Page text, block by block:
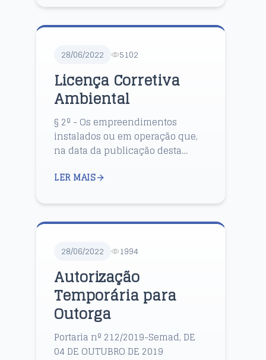
aqueles que têm ...
28/06/2022 5102
Licença Corretiva
Ambiental
§ 2º - Os empreendimentos
instalados ou em operação que,
na data da publicação desta
se com pedido de licença
SEMAD, seg...
LER MAIS
28/06/2022 1994
Autorização
Temporária para
Outorga
Portaria nº 212/2019-Semad, DE
04 DE OUTUBRO DE 2019